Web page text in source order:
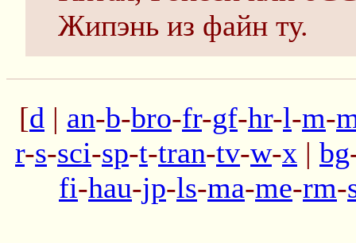
Жипэнь из файн ту.
[d | an-b-bro-fr-gf-hr-l-m-
r-s-sci-sp-t-tran-tv-w-x | bg
fi-hau-jp-ls-ma-me-rm-